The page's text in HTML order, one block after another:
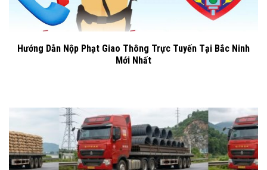
Hướng Dẫn Nộp Phạt Giao Thông Trực Tuyến Tại Bắc Ninh
Mới Nhất